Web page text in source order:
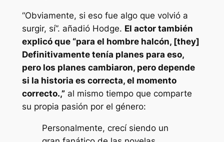
“Obviamente, si eso fue algo que volvió a
surgir, sí”. añadió Hodge. El actor también
explicó que “para el hombre halcón, [they]
Definitivamente tenía planes para eso,
pero los planes cambiaron, pero depende
si la historia es correcta, el momento
correcto.,”al mismo tiempo que comparte
su propia pasión por el género:
Personalmente, crecí siendo un